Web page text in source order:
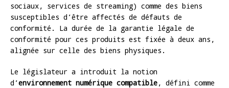
sociaux, services de streaming) comme des biens
susceptibles d’être affectés de défauts de
conformité. La durée de la garantie légale de
conformité pour ces produits est fixée à deux ans,
alignée sur celle des biens physiques.
Le législateur a introduit la notion
d’environnement numérique compatible, défini comme